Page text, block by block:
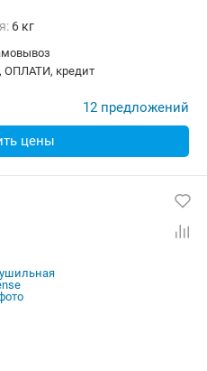
6 кг
сигнал, Индикация
ОПЛАТИ, кредит
12 предложений
цены